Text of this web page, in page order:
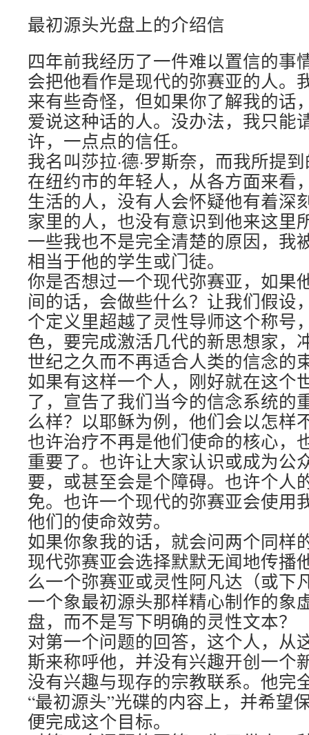
最初源头光盘上的介绍信
四年前我经历了一件难以置信的事
会把他看作是现代的弥赛亚的人。
来有些奇怪，但如果你了解我的话
爱说这种话的人。没办法，我只能
许，一点点的信任。
我名叫莎拉·德·罗斯奈，而我所提
在纽约市的年轻人，从各方面来看
生活的人，没有人会怀疑他有着深
家里的人，也没有意识到他来这里
一些我也不是完全清楚的原因，我
相当于他的学生或门徒。
你是否想过一个现代弥赛亚，如果
间的话，会做些什么？让我们假设
个定义里超越了灵性导师这个称号
色，要完成激活几代的新思想家，
世纪之久而不再适合人类的信念的
如果有这样一个人，刚好就在这个
了，宣告了我们当今的信念系统的
么样？以耶稣为例，他们会以怎样
也许治疗不再是他们使命的核心，
重要了。也许让大家认识或成为公
要，或甚至会是个障碍。也许个人
免。也许一个现代的弥赛亚会使用
他们的使命效劳。
如果你象我的话，就会问两个同样
现代弥赛亚会选择默默无闻地传播
么一个弥赛亚或灵性阿凡达（或下
一个象最初源头那样精心制作的象
盘，而不是写下明确的灵性文本？
对第一个问题的回答，这个人，从
斯来称呼他，并没有兴趣开创一个
没有兴趣与现存的宗教联系。他完
“最初源头”光碟的内容上，并希望
便完成这个目标。